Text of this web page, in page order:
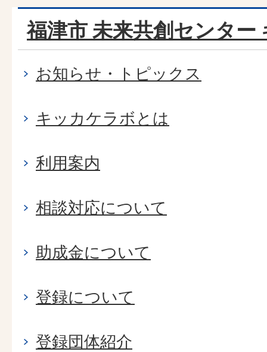
福津市 未来共創センター
お知らせ・トピックス
キッカケラボとは
利用案内
相談対応について
助成金について
登録について
登録団体紹介